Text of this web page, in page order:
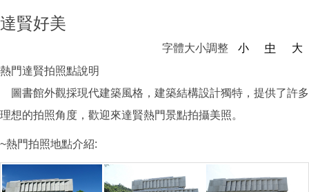
達賢好美
字體大小調整 小 中
大
熱門達賢拍照點說明
圖書館外觀採現代建築風格，建築結構設計獨特，提供了許多
理想的拍照角度，歡迎來達賢熱門景點拍攝美照。
~熱門拍照地點介紹: